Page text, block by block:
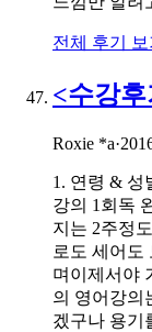
전체 후기
<수강
Roxie *a·
1. 연령 & 성
강의 1회독
지는 2주정
로도 세어도
며이제서야
의 영어강의
겠구나 용기